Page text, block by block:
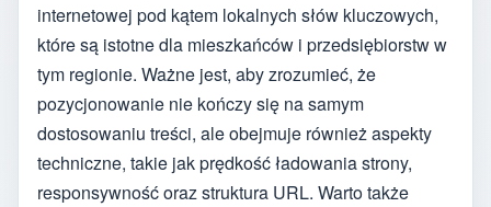
internetowej pod kątem lokalnych słów kluczowych,
które są istotne dla mieszkańców i przedsiębiorstw w
tym regionie. Ważne jest, aby zrozumieć, że
pozycjonowanie nie kończy się na samym
dostosowaniu treści, ale obejmuje również aspekty
techniczne, takie jak prędkość ładowania strony,
responsywność oraz struktura URL. Warto także